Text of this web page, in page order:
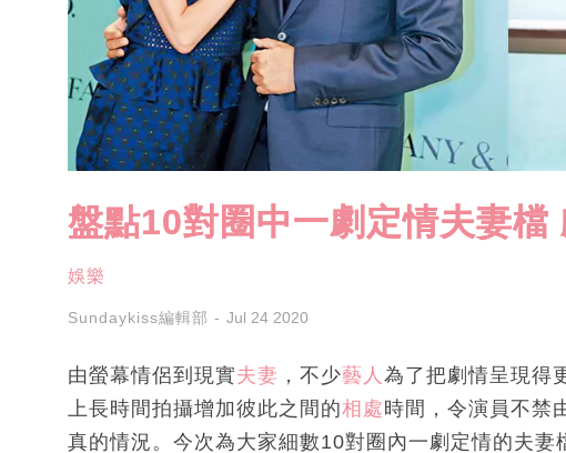
盤點10對圈中一劇定情夫妻檔
娛樂
Sundaykiss編輯部 Jul 24 2020
由螢幕情侶到現實夫妻 ，不少藝人 為了把劇情呈現得
上長時間拍攝增加彼此之間的相處時間，令演員不禁
真的情況。今次為大家細數10對圈內一劇定情的夫妻